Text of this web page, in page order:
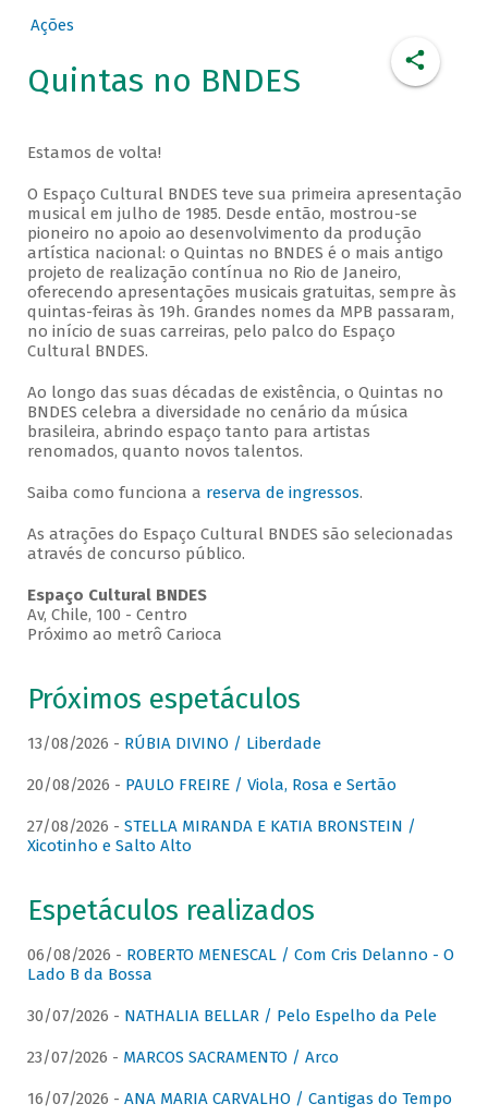
Ações
Quintas no BNDES
Estamos de volta!
O Espaço Cultural BNDES teve sua primeira apresentação
musical em julho de 1985. Desde então, mostrou-se
pioneiro no apoio ao desenvolvimento da produção
artística nacional: o Quintas no BNDES é o mais antigo
projeto de realização contínua no Rio de Janeiro,
oferecendo apresentações musicais gratuitas, sempre às
quintas-feiras às 19h. Grandes nomes da MPB passaram,
no início de suas carreiras, pelo palco do Espaço
Cultural BNDES.
Ao longo das suas décadas de existência, o Quintas no
BNDES celebra a diversidade no cenário da música
brasileira, abrindo espaço tanto para artistas
renomados, quanto novos talentos.
Saiba como funciona a reserva de ingressos.
As atrações do Espaço Cultural BNDES são selecionadas
através de concurso público.
Espaço Cultural BNDES
Av, Chile, 100 - Centro
Próximo ao metrô Carioca
Próximos espetáculos
13/08/2026 - RÚBIA DIVINO / Liberdade
20/08/2026 - PAULO FREIRE / Viola, Rosa e Sertão
27/08/2026 - STELLA MIRANDA E KATIA BRONSTEIN /
Xicotinho e Salto Alto
Espetáculos realizados
06/08/2026 - ROBERTO MENESCAL / Com Cris Delanno - O
Lado B da Bossa
30/07/2026 - NATHALIA BELLAR / Pelo Espelho da Pele
23/07/2026 - MARCOS SACRAMENTO / Arco
16/07/2026 - ANA MARIA CARVALHO / Cantigas do Tempo